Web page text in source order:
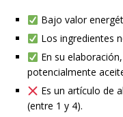
Bajo valor
Los ingredientes
En su
potencialmente
Es un artículo de
(entre 1 y 4).